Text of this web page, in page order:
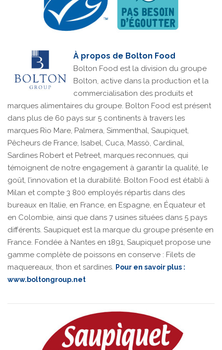
À propos de Bolton Food
Bolton Food est la division du groupe
Bolton, active dans la production et la
commercialisation des produits et
marques alimentaires du groupe. Bolton Food est présent
dans plus de 60 pays sur 5 continents à travers les
marques Rio Mare, Palmera, Simmenthal, Saupiquet,
Pêcheurs de France, Isabel, Cuca, Massò, Cardinal,
Sardines Robert et Petreet, marques reconnues, qui
témoignent de notre engagement à garantir la qualité, le
goût, l’innovation et la durabilité. Bolton Food est établi à
Milan et compte 3 800 employés répartis dans des
bureaux en Italie, en France, en Espagne, en Équateur et
en Colombie, ainsi que dans 7 usines situées dans 5 pays
différents. Saupiquet est la marque du groupe présente en
France. Fondée à Nantes en 1891, Saupiquet propose une
gamme complète de poissons en conserve : Filets de
maquereaux, thon et sardines. Pour en savoir plus :
www.boltongroup.net